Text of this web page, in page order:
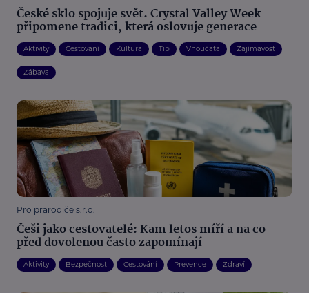
České sklo spojuje svět. Crystal Valley Week
připomene tradici, která oslovuje generace
Aktivity Cestování Kultura Tip Vnoučata Zajímavost
Zábava
Pro prarodiče s.r.o.
Češi jako cestovatelé: Kam letos míří a na co
před dovolenou často zapomínají
Aktivity Bezpečnost Cestování Prevence Zdraví